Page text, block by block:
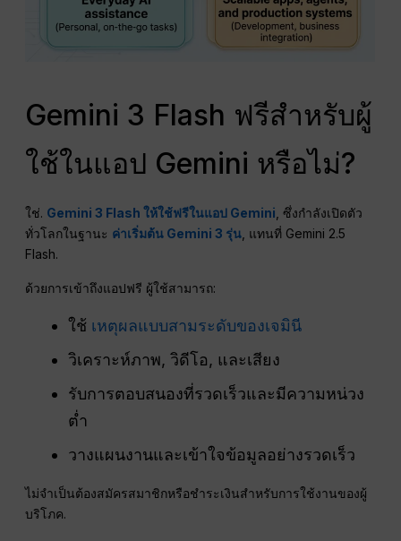
Gemini 3 Flash ฟรีสำหรับผู้
ใช้ในแอป Gemini หรือไม่?
ใช่. Gemini 3 Flash ให้ใช้ฟรีในแอป Gemini , ซึ่งกำลังเปิดตัว
ทั่วโลกในฐานะ ค่าเริ่มต้น Gemini 3 รุ่น , แทนที่ Gemini 2.5
Flash.
ด้วยการเข้าถึงแอปฟรี ผู้ใช้สามารถ:
ใช้ เหตุผลแบบสามระดับของเจมินี
วิเคราะห์ภาพ, วิดีโอ, และเสียง
รับการตอบสนองที่รวดเร็วและมีความหน่วง
ต่ำ
วางแผนงานและเข้าใจข้อมูลอย่างรวดเร็ว
ไม่จำเป็นต้องสมัครสมาชิกหรือชำระเงินสำหรับการใช้งานของผู้
บริโภค.